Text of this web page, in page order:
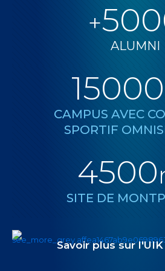
+
ALUMNI
15000
CAMPUS AVEC
SPORTIF
4500
SITE DE
Savoir plus sur l'UIK